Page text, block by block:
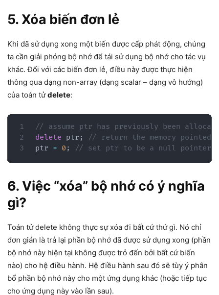
5. Xóa biến đơn lẻ
Khi đã sử dụng xong một biến được cấp phát động, chúng
ta cần giải phóng bộ nhớ để tái sử dụng bộ nhớ cho tác vụ
khác. Đối với các biến đơn lẻ, điều này được thực hiện
thông qua dạng non-array (dạng scalar – dạng vô hướng)
của toán tửdelete:
// assume ptr has previously been
delete ptr ;
// return the memory
ptr = 0 ; // set ptr to be a null pointer
6. Việc “xóa” bộ nhớ có ý nghĩa
gì?
Toán tử delete không thực sự xóa đi bất cứ thứ gì. Nó chỉ
đơn giản là trả lại phần bộ nhớ đã được sử dụng xong (phần
bộ nhớ này hiện tại không được trỏ đến bởi bất cứ biến
nào) cho hệ điều hành. Hệ điều hành sau đó sẽ tùy ý phân
bổ phần bộ nhớ này cho một ứng dụng khác (hoặc tiếp tục
cho ứng dụng này vào lần sau).